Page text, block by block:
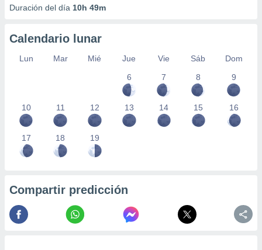
de
uso de
mediante
publicidad
de
Duración del día 10h 49m
Calendario lunar
Lun Mar Mié Jue Vie Sáb
Dom
6
7 8 9
10 11 12 13 14 15 16
17 18 19
Compartir predicción